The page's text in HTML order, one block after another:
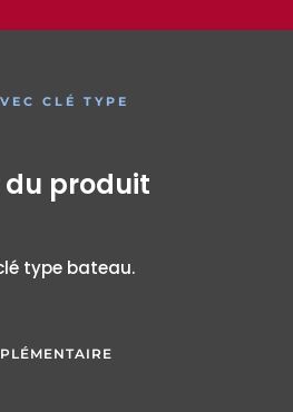
CLÉ TYPE
du produit
type bateau.